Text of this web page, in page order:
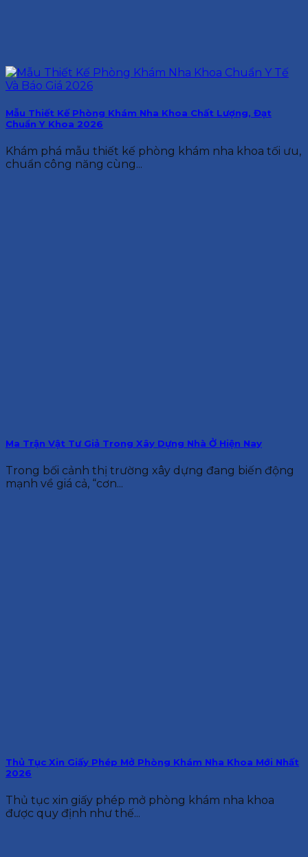
Mẫu Thiết Kế Phòng Khám Nha Khoa Chất Lượng, Đạt
Chuẩn Y Khoa 2026
Khám phá mẫu thiết kế phòng khám nha khoa tối ưu,
chuẩn công năng cùng...
Ma Trận Vật Tư Giả Trong Xây Dựng Nhà Ở Hiện Nay
Trong bối cảnh thị trường xây dựng đang biến động
mạnh về giá cả, “cơn...
Thủ Tục Xin Giấy Phép Mở Phòng Khám Nha Khoa Mới Nhất
2026
Thủ tục xin giấy phép mở phòng khám nha khoa
được quy định như thế...